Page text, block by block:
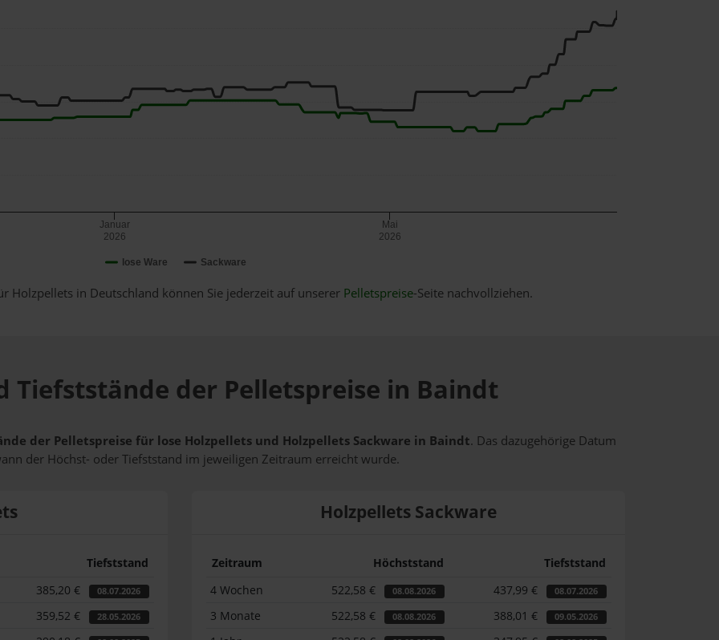
lose Ware Sackware
Januar
2026
Mai
2026
Holzpellets in Deutschland können Sie jederzeit auf unserer Pelletspreise-Seite nachvollziehen.
Tiefststände der Pelletspreise in Baindt
der Pelletspreise für lose Holzpellets und Holzpellets Sackware in Baindt. Das dazugehörige Datum
der Höchst- oder Tiefststand im jeweiligen Zeitraum erreicht wurde.
Tiefststand
385,20 € 08.07.2026
359,52 € 28.05.2026
Holzpellets Sackware
Zeitraum Höchststand
Tiefststand
4 Wochen
522,58 € 08.08.2026 437,99 € 08.07.2026
3 Monate 522,58 € 08.08.2026 388,01 € 09.05.2026